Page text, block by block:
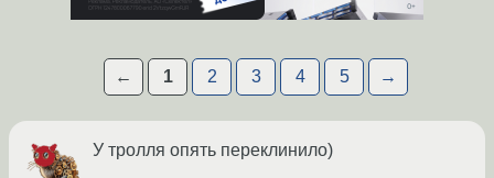
← 1 2 3 4 5 →
У тролля опять переклинило)